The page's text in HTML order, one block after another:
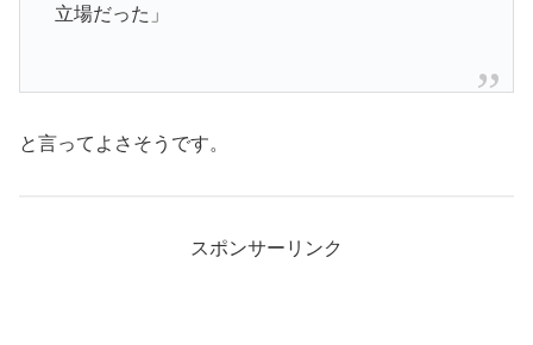
立場だった」
と言ってよさそうです。
スポンサーリンク